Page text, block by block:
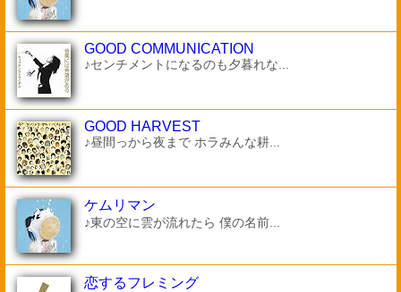
GOOD COMMUNICATION
♪センチメントになるのも夕暮れな...
GOOD HARVEST
♪昼間っから夜まで ホラみんな耕...
ケムリマン
♪東の空に雲が流れたら 僕の名前...
恋するフレミング